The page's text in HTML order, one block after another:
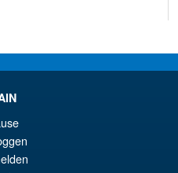
€56.49
UPFinegures DC
– Absolute Batman